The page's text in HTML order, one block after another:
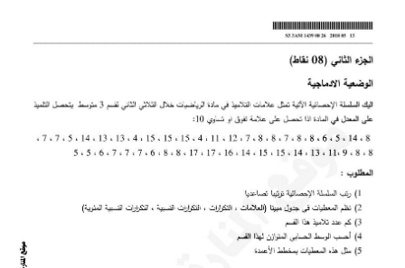
بحوث في مجالات اخرى